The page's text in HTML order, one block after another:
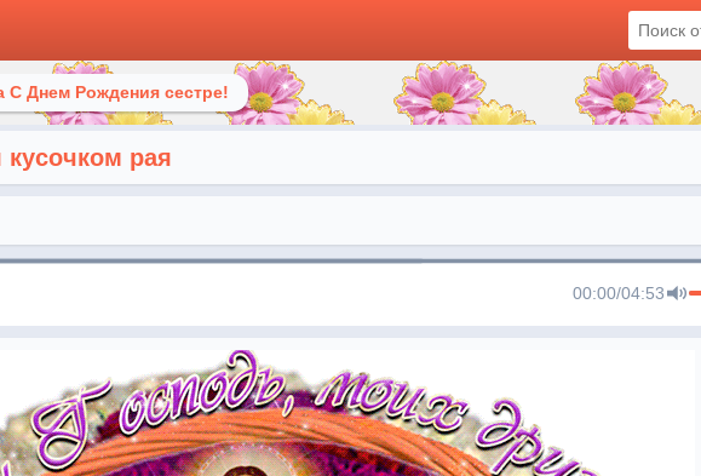
С Днем Рождения сестре!
рая
00:00/04:53